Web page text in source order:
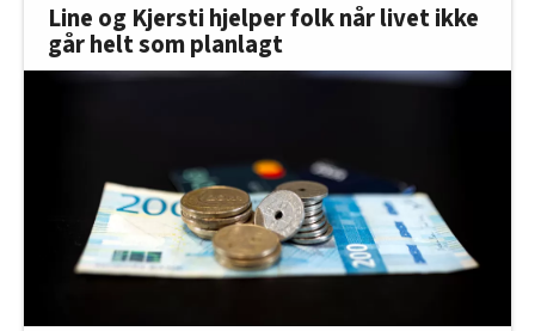
Line og Kjersti hjelper folk når livet ikke
går helt som planlagt